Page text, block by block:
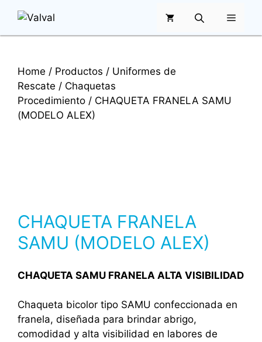
contenido
MENÚ
Home / Productos / Uniformes de
Rescate / Chaquetas
Procedimiento / CHAQUETA FRANELA SAMU
(MODELO ALEX)
CHAQUETA FRANELA
SAMU (MODELO ALEX)
CHAQUETA SAMU FRANELA ALTA VISIBILIDAD
Chaqueta bicolor tipo SAMU confeccionada en
franela, diseñada para brindar abrigo,
comodidad y alta visibilidad en labores de